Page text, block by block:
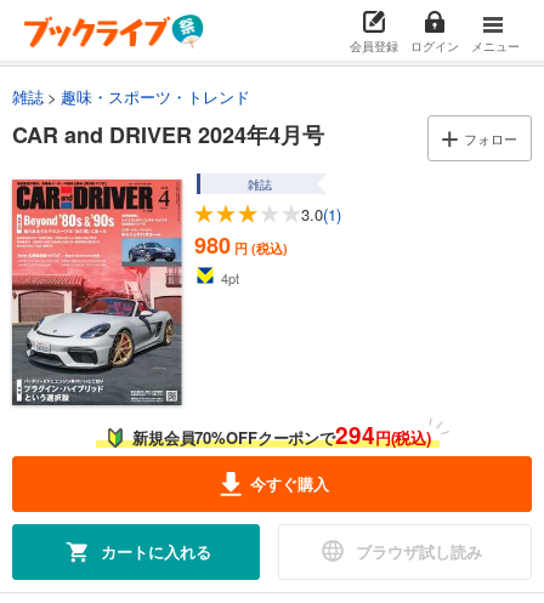
会員登録 ログイン メニュー
雑誌 趣味・スポーツ・トレンド
CAR and DRIVER 2024年4月号 フォロー
雑誌
3.0(1)
980 円 (税込)
4pt
新規会員70%OFFクーポンで294円(税込)
今すぐ購入
カートに入れる ブラウザ試し読み